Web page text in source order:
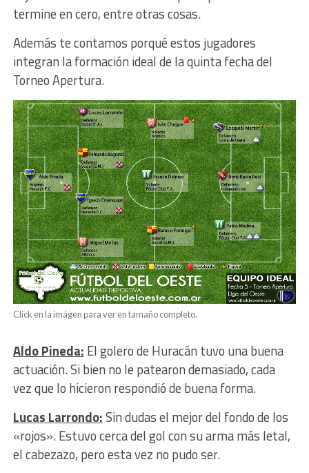
termine en cero, entre otras cosas.
Además te contamos porqué estos jugadores
integran la formación ideal de la quinta fecha del
Torneo Apertura.
Click en la imágen para ver en tamaño completo.
Aldo Pineda: El golero de Huracán tuvo una buena
actuación. Si bien no le patearon demasiado, cada
vez que lo hicieron respondió de buena forma.
Lucas Larrondo:Sin dudas el mejor del fondo de los
«rojos». Estuvo cerca del gol con su arma más letal,
el cabezazo, pero esta vez no pudo ser.